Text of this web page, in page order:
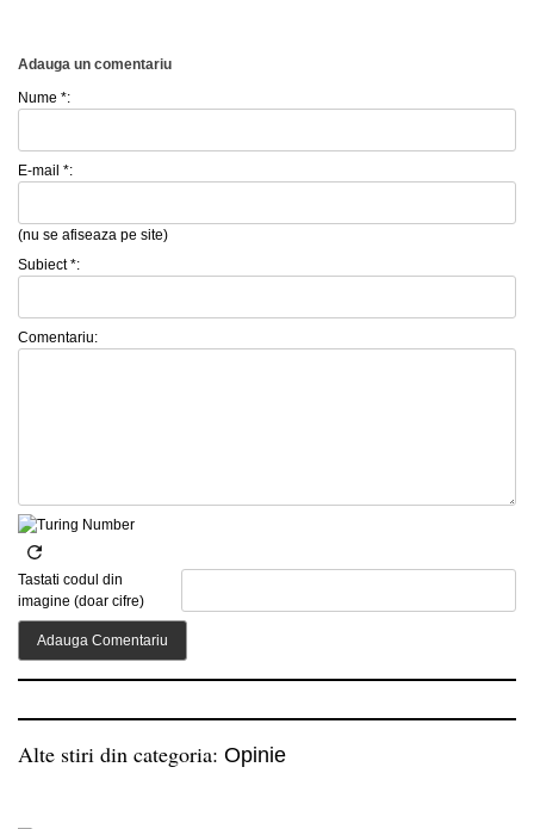
Adauga un comentariu
Nume *:
E-mail *:
(nu se afiseaza pe site)
Subiect *:
Comentariu:
Tastati codul din
imagine (doar cifre)
Alte stiri din categoria: Opinie